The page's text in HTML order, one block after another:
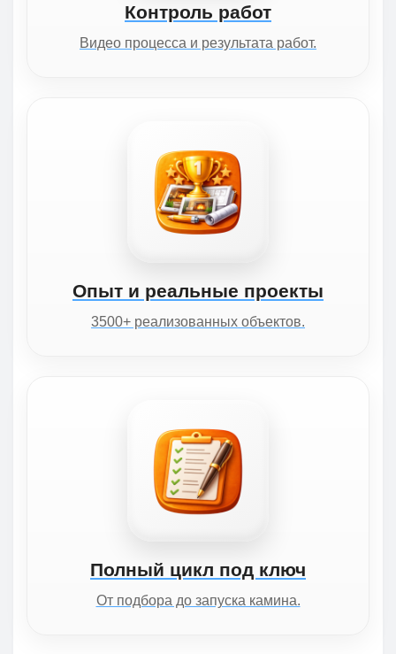
Контроль работ
Видео процесса и результата работ.
Опыт и реальные проекты
3500+ реализованных объектов.
Полный цикл под ключ
От подбора до запуска камина.